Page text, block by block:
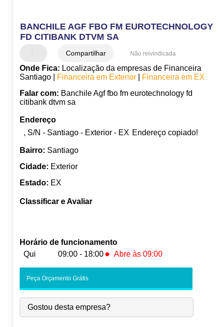
BANCHILE AGF FBO FM EUROTECHNOLOGY
FD CITIBANK DTVM SA
Compartilhar Não reivindicada
Onde Fica: Localização da empresas de Financeira
Santiago |
Financeira em Exterior|
Financeira em EX
Falar com: Banchile Agf fbo fm eurotechnology fd
citibank dtvm sa
Endereço
, S/N - Santiago - Exterior - EX Endereço copiado!
Bairro: Santiago
Cidade: Exterior
Estado: EX
Classificar e Avaliar
Horário de funcionamento
Qui
09:00 - 18:00 ● Abre às 09:00
-
Qua:
09:00-18:00
Qui:
09:00-18:00 ●
Peça Orçamento Grátis
Gostou desta empresa?